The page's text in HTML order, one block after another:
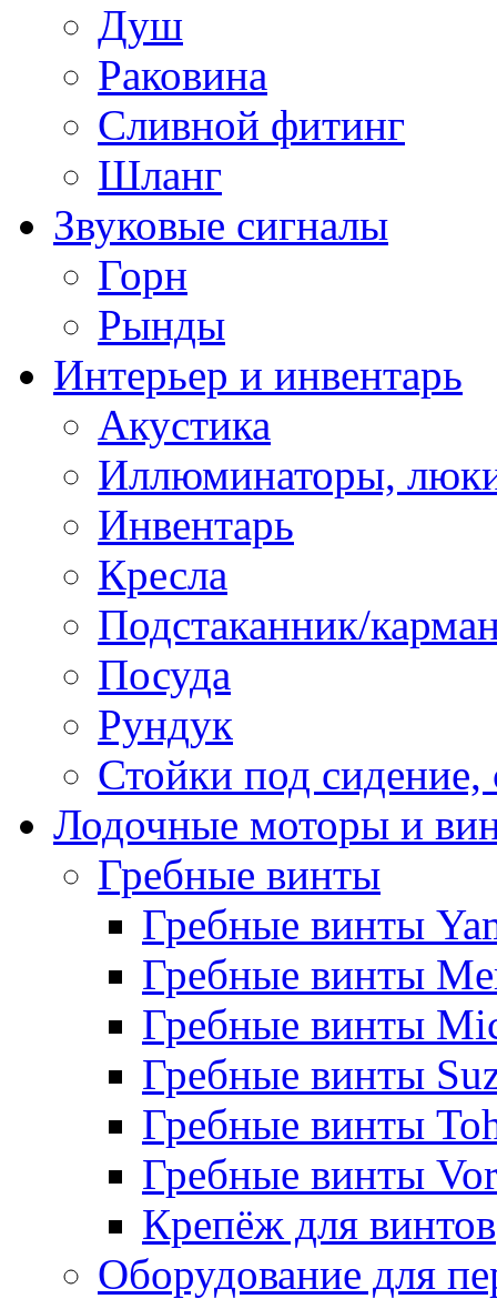
Душ
Раковина
Сливной фитинг
Шланг
Звуковые сигналы
Горн
Рынды
Интерьер и инвентарь
Акустика
Иллюминаторы,
Инвентарь
Кресла
Подстаканник/
Посуда
Рундук
Стойки под
Лодочные моторы и
Гребные винты
Гребные винты
Гребные винты
Гребные винты
Гребные винты
Гребные винты
Гребные винты
Крепёж для винтов
Оборудование для